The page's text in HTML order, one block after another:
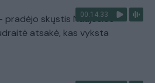
00:14:33
pradėjo skųstis Naujosios
atsakė, kas vyksta